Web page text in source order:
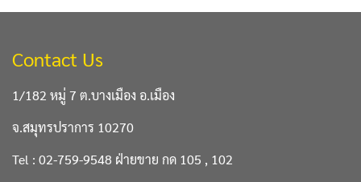
Contact Us
1/182 หมู่ 7 ต.บางเมือง อ.เมือง
จ.สมุทรปราการ 10270
Tel : 02-759-9548 ฝ่ายขาย กด 105 , 102